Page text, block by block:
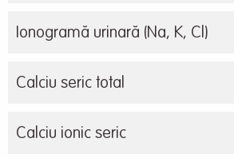
Ionogramă urinară (Na, K, Cl)
Calciu seric total
Calciu ionic seric